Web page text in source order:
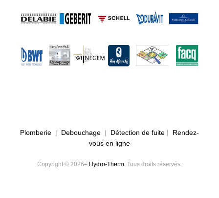
Plomberie | Debouchage | Détection de fuite | Rendez-
vous en ligne
Copyright © 2026– Hydro-Therm . Tous droits réservés.